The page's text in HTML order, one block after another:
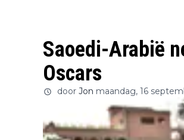
Saoedi-Arabië
Oscars
door Jon maandag, 16